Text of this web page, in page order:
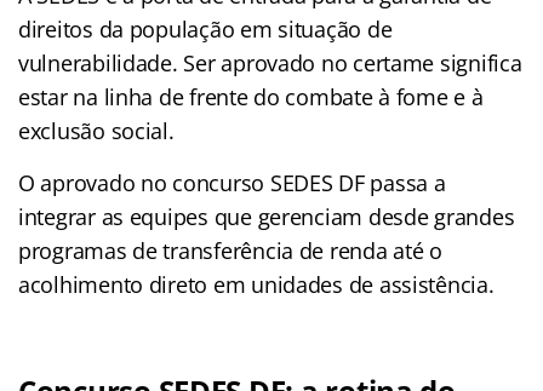
direitos da população em situação de
vulnerabilidade. Ser aprovado no certame significa
estar na linha de frente do combate à fome e à
exclusão social.
O aprovado no concurso SEDES DF passa a
integrar as equipes que gerenciam desde grandes
programas de transferência de renda até o
acolhimento direto em unidades de assistência.